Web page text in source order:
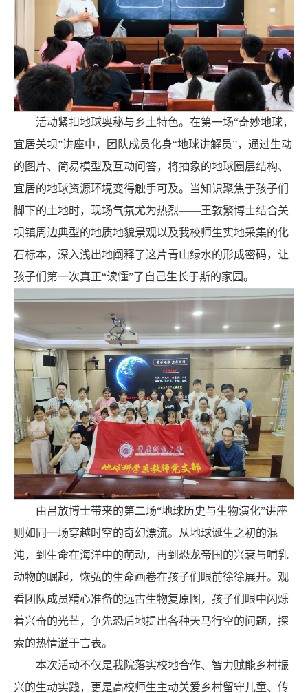
活动紧扣地球奥秘与乡土特色。在第一场“奇妙地球，
宜居关坝”讲座中，团队成员化身“地球讲解员”，通过生动
的图片、简易模型及互动问答，将抽象的地球圈层结构、
宜居的地球资源环境变得触手可及。当知识聚焦于孩子们
脚下的土地时，现场气氛尤为热烈——王敦繁博士结合关
坝镇周边典型的地质地貌景观以及我校师生实地采集的化
石标本，深入浅出地阐释了这片青山绿水的形成密码，让
孩子们第一次真正“读懂”了自己生长于斯的家园。
由吕放博士带来的第二场“地球历史与生物演化”讲座
则如同一场穿越时空的奇幻漂流。从地球诞生之初的混
沌，到生命在海洋中的萌动，再到恐龙帝国的兴衰与哺乳
动物的崛起，恢弘的生命画卷在孩子们眼前徐徐展开。观
看团队成员精心准备的远古生物复原图，孩子们眼中闪烁
着兴奋的光芒，争先恐后地提出各种天马行空的问题，探
索的热情溢于言表。
本次活动不仅是我院落实校地合作、智力赋能乡村振
兴的生动实践，更是高校师生主动关爱乡村留守儿童、传